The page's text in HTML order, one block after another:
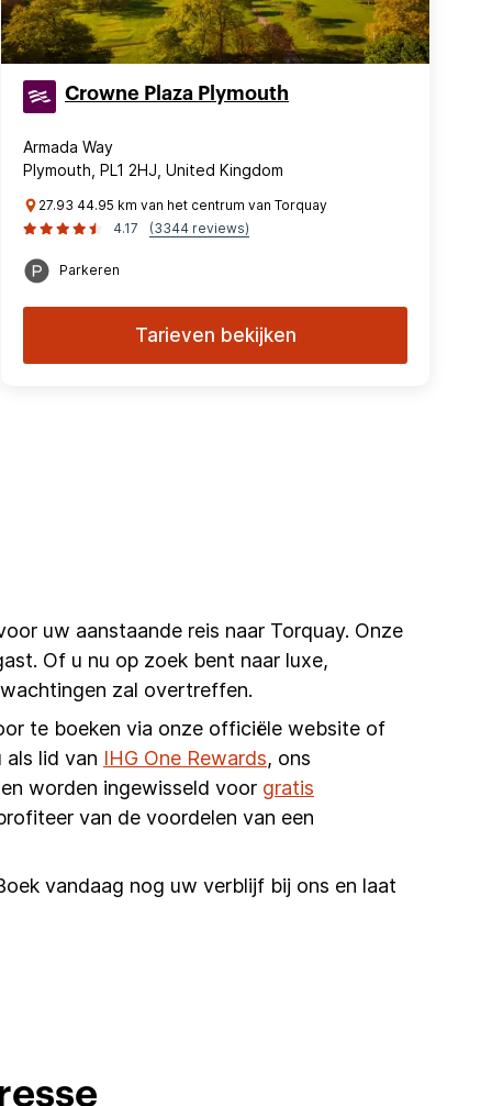
Crowne Plaza Plymouth
Armada Way
Plymouth, PL1 2HJ, United Kingdom
27.93 44.95 km van het centrum van Torquay
4.17
(3344 reviews)
Parkeren
Tarieven bekijken
uw aanstaande reis naar Torquay. Onze
Of u nu op zoek bent naar luxe,
zal overtreffen.
te boeken via onze officiële website of
lid van IHG One Rewards, ons
worden ingewisseld voor gratis
van de voordelen van een
vandaag nog uw verblijf bij ons en laat